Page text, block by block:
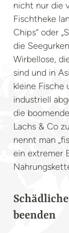
nicht nur die
Fischtheke
Chips“ oder
die
Wirbellose,
sind und in
kleine Fische
industriell
die
Lachs & Co
nennt man
ein extremer
beenden